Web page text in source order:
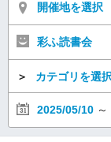
開催地を選択
彩ふ読書会
＞ カテゴリを選択
2025/05/10 ～